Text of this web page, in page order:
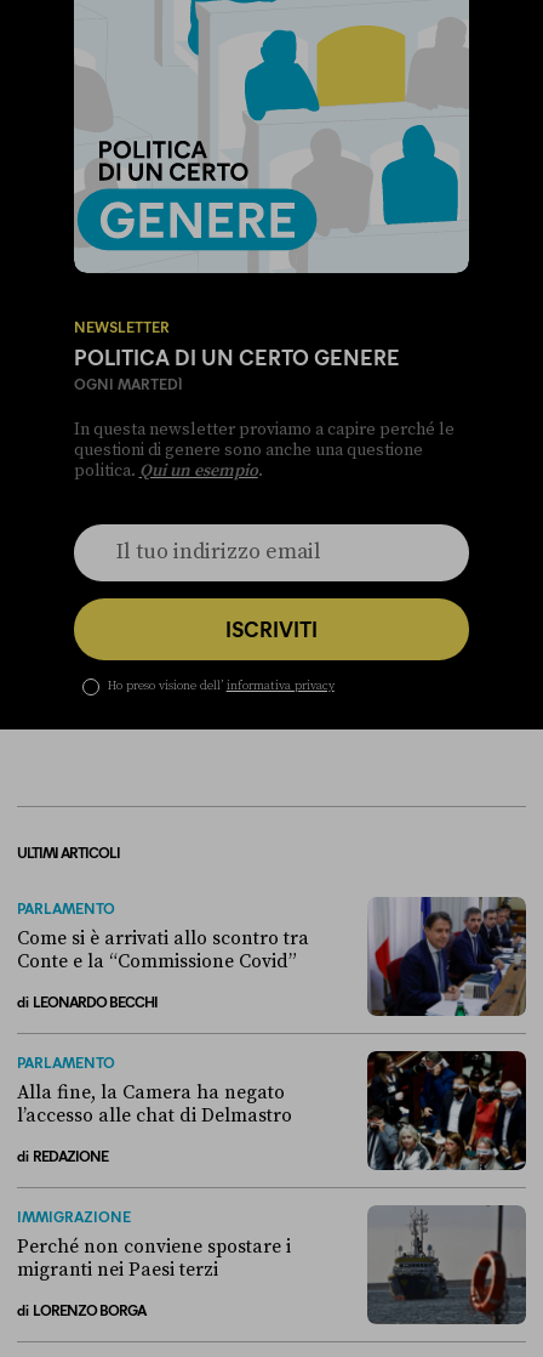
NEWSLETTER
POLITICA DI UN CERTO GENERE
OGNI MARTEDÌ
In questa newsletter proviamo a capire perché le
questioni di genere sono anche una questione
politica. Qui un esempio.
ISCRIVITI
Ho preso visione dell’ informativa privacy
ULTIMI ARTICOLI
PARLAMENTO
Come si è arrivati allo scontro tra
Conte e la “Commissione Covid”
di LEONARDO BECCHI
PARLAMENTO
Alla fine, la Camera ha negato
l’accesso alle chat di Delmastro
di REDAZIONE
IMMIGRAZIONE
Perché non conviene spostare i
migranti nei Paesi terzi
di LORENZO BORGA